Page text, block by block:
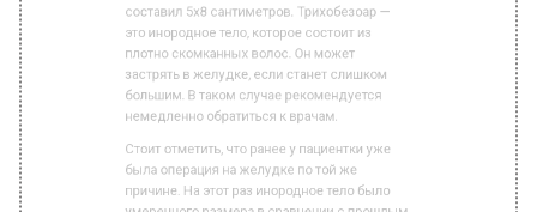
плотно скомканных волос. Он может
застрять в желудке, если станет слишком
большим. В таком случае рекомендуется
немедленно обратиться к врачам.
Стоит отметить, что ранее у пациентки уже
была операция на желудке по той же